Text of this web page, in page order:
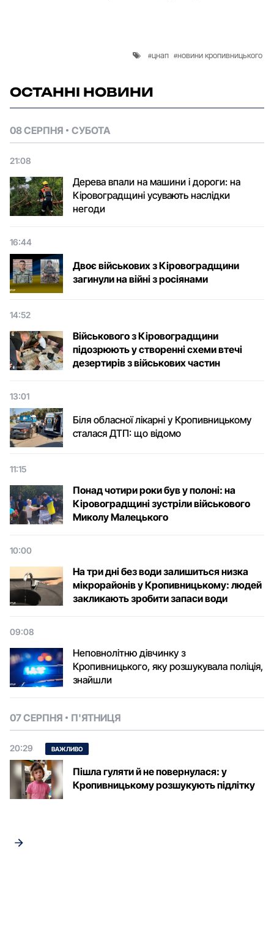
цнап новини кропивницького
ОСТАННІ НОВИНИ
08 СЕРПНЯ СУБОТА
21:08
Дерева впали на машини і дороги: на
Кіровоградщині усувають наслідки
негоди
16:44
Двоє військових з Кіровоградщини
загинули на війні з росіянами
14:52
Військового з Кіровоградщини
підозрюють у створенні схеми втечі
дезертирів з військових частин
13:01
Біля обласної лікарні у Кропивницькому
сталася ДТП: що відомо
11:15
Понад чотири роки був у полоні: на
Кіровоградщині зустріли військового
Микoлу Малецькoгo
10:00
На три дні без води залишиться низка
мікрорайонів у Кропивницькому: людей
закликають зробити запаси води
09:08
Неповнолітню дівчинку з
Кропивницького, яку розшукувала поліція,
знайшли
07 СЕРПНЯ П'ЯТНИЦЯ
20:29 ВАЖЛИВО
Пішла гуляти й не повернулася: у
Кропивницькому розшукують підлітку